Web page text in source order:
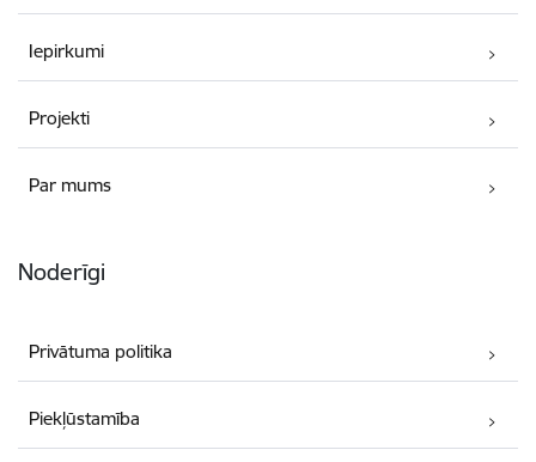
Iepirkumi
Projekti
Par mums
Noderīgi
Privātuma politika
Piekļūstamība